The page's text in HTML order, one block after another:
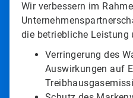
Wir verbessern im
die betriebliche
Verringerung des
Auswirkungen auf